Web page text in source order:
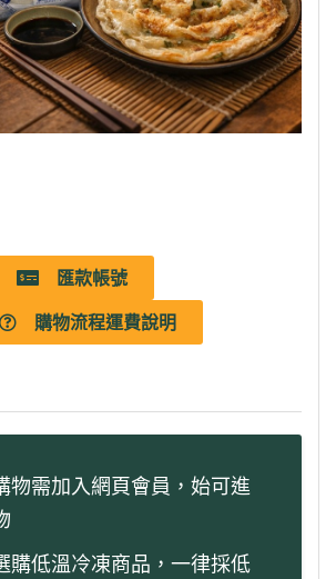
匯款帳號
購物流程運費說明
物需加入網頁會員，始可進
購低溫冷凍商品，一律採低